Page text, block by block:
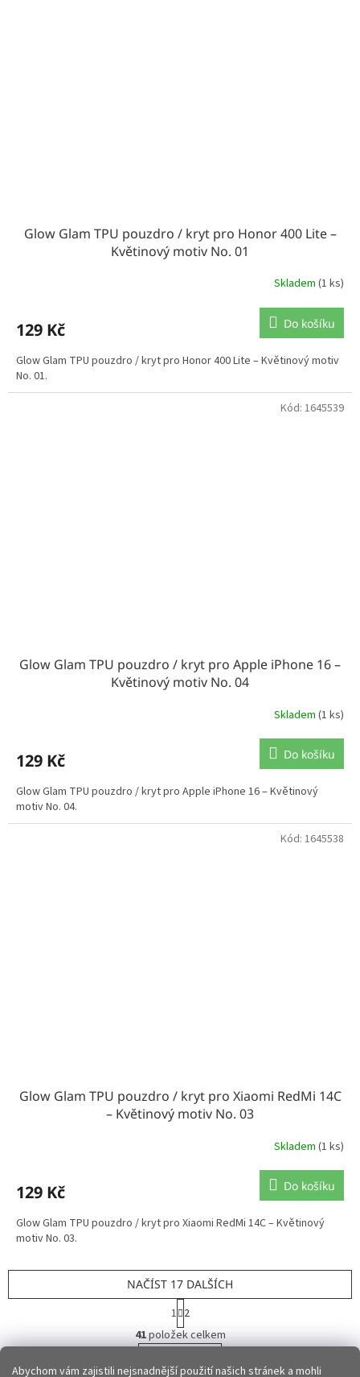
Abychom vám zajistili nejsnadnější použití našich stránek a mohli
Glow Glam TPU pouzdro / kryt pro Honor 400 Lite –
Květinový motiv No. 01
Skladem (1 ks)
129 Kč Do košíku
Glow Glam TPU pouzdro / kryt pro Honor 400 Lite – Květinový motiv
No. 01.
Glow Glam TPU pouzdro / kryt pro Apple iPhone 16 –
Květinový motiv No. 04
Skladem (1 ks)
129 Kč Do košíku
Glow Glam TPU pouzdro / kryt pro Apple iPhone 16 – Květinový
motiv No. 04.
Kód: 1645539
Glow Glam TPU pouzdro / kryt pro Xiaomi RedMi 14C
– Květinový motiv No. 03
Skladem (1 ks)
129 Kč Do košíku
Glow Glam TPU pouzdro / kryt pro Xiaomi RedMi 14C – Květinový
motiv No. 03.
Kód: 1645538
O
v
NAČÍST 17 DALŠÍCH
S
t
r
á
k
1 2
41položek celkem